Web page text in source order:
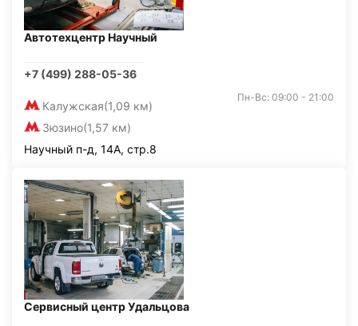
Автотехцентр Научный
+7 (499) 288-05-36
Калужская(1,09 км)
Зюзино(1,57 км)
Пн-Вс: 09:00 - 21:00
Научный п-д, 14А, стр.8
Сервисный центр Удальцова